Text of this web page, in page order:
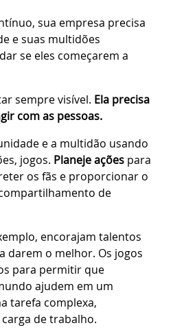
sua empresa precisa
e suas multidões
se eles começarem a
sempre visível. Ela precisa
com as pessoas.
e a multidão usando
jogos. Planeje ações para
os fãs e proporcionar o
de
encorajam talentos
darem o melhor. Os jogos
para permitir que
ajudem em um
tarefa complexa,
de trabalho.